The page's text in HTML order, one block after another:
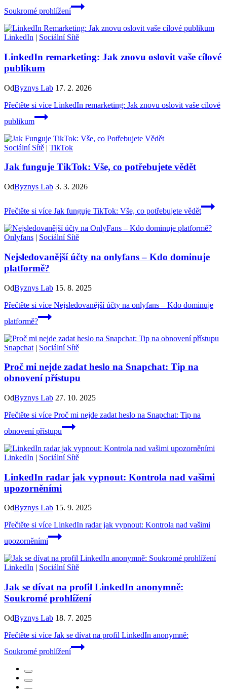
Soukromé prohlížení
LinkedIn | Sociální Sítě
LinkedIn remarketing: Jak znovu oslovit vaše cílové
publikum
OdByznys Lab 17. 2. 2026
Přečtěte si více LinkedIn remarketing: Jak znovu oslovit vaše cílové
publikum
Sociální Sítě | TikTok
Jak funguje TikTok: Vše, co potřebujete vědět
OdByznys Lab 3. 3. 2026
Přečtěte si více Jak funguje TikTok: Vše, co potřebujete vědět
Onlyfans | Sociální Sítě
Nejsledovanější účty na onlyfans – Kdo dominuje
platformě?
OdByznys Lab 15. 8. 2025
Přečtěte si více Nejsledovanější účty na onlyfans – Kdo dominuje
platformě?
Snapchat | Sociální Sítě
Proč mi nejde zadat heslo na Snapchat: Tip na
obnovení přístupu
OdByznys Lab 27. 10. 2025
Přečtěte si více Proč mi nejde zadat heslo na Snapchat: Tip na
obnovení přístupu
LinkedIn | Sociální Sítě
LinkedIn radar jak vypnout: Kontrola nad vašimi
upozorněními
OdByznys Lab 15. 9. 2025
Přečtěte si více LinkedIn radar jak vypnout: Kontrola nad vašimi
upozorněními
LinkedIn | Sociální Sítě
Jak se dívat na profil LinkedIn anonymně:
Soukromé prohlížení
OdByznys Lab 18. 7. 2025
Přečtěte si více Jak se dívat na profil LinkedIn anonymně:
Soukromé prohlížení